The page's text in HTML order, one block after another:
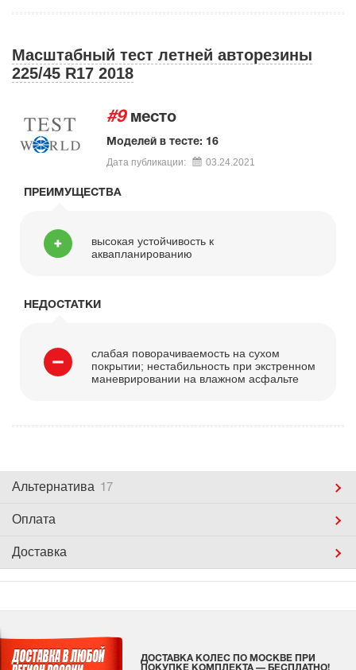
Масштабный тест летней авторезины
225/45 R17 2018
#9 место
Моделей в тесте: 16
Дата публикации: 03.24.2021
ПРЕИМУЩЕСТВА
высокая устойчивость к
аквапланированию
НЕДОСТАТКИ
слабая поворачиваемость на сухом
покрытии; нестабильность при экстренном
маневрировании на влажном асфальте
Альтернатива 17
Оплата
Доставка
ДОСТАВКА КОЛЕС ПО МОСКВЕ ПРИ